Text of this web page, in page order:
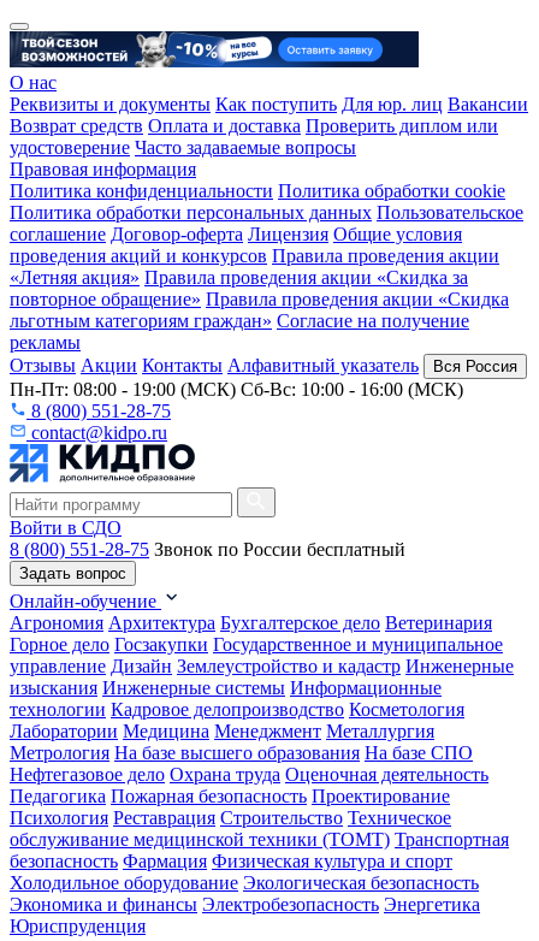
О нас
Реквизиты и документы Как поступить Для юр. лиц Вакансии
Возврат средств Оплата и доставка Проверить диплом или
удостоверение Часто задаваемые вопросы
Правовая информация
Политика конфиденциальности Политика обработки cookie
Политика обработки персональных данных Пользовательское
соглашение Договор-оферта Лицензия Общие условия
проведения акций и конкурсов Правила проведения акции
«Летняя акция» Правила проведения акции «Скидка за
повторное обращение» Правила проведения акции «Скидка
льготным категориям граждан» Согласие на получение
рекламы
Отзывы Акции Контакты Алфавитный указатель Вся Россия
Пн-Пт: 08:00 - 19:00 (МСК) Сб-Вс: 10:00 - 16:00 (МСК)
8 (800) 551-28-75
contact@kidpo.ru
Войти в СДО
8 (800) 551-28-75 Звонок по России бесплатный
Задать вопрос
Онлайн-обучение
Агрономия Архитектура Бухгалтерское дело Ветеринария
Горное дело Госзакупки Государственное и муниципальное
управление Дизайн Землеустройство и кадастр Инженерные
изыскания Инженерные системы Информационные
технологии Кадровое делопроизводство Косметология
Лаборатории Медицина Менеджмент Металлургия
Метрология На базе высшего образования На базе СПО
Нефтегазовое дело Охрана труда Оценочная деятельность
Педагогика Пожарная безопасность Проектирование
Психология Реставрация Строительство Техническое
обслуживание медицинской техники (ТОМТ) Транспортная
безопасность Фармация Физическая культура и спорт
Холодильное оборудование Экологическая безопасность
Экономика и финансы Электробезопасность Энергетика
Юриспруденция